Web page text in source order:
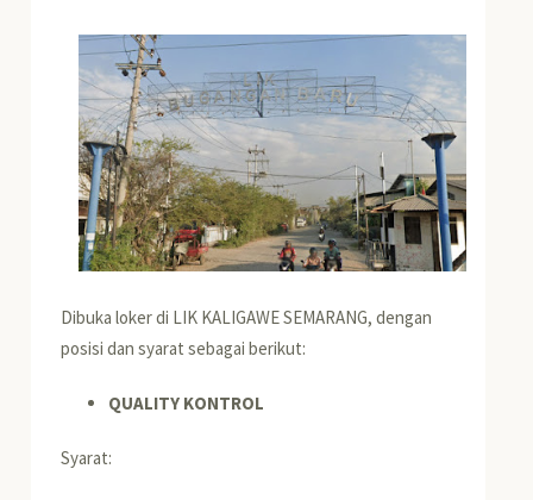
Dibuka loker di LIK KALIGAWE SEMARANG, dengan
posisi dan syarat sebagai berikut:
QUALITY KONTROL
Syarat: